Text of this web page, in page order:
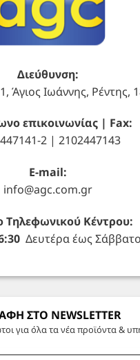
Διεύθυνση:
Άγιος Ιωάννης, Ρέντης,
επικοινωνίας | Fax:
2 | 2102447143
E-mail:
info@agc.com.gr
Τηλεφωνικού Κέντρου:
Δευτέρα έως Σάββατο
ΣΤΟ NEWSLETTER
για όλα τα νέα προϊόντα &